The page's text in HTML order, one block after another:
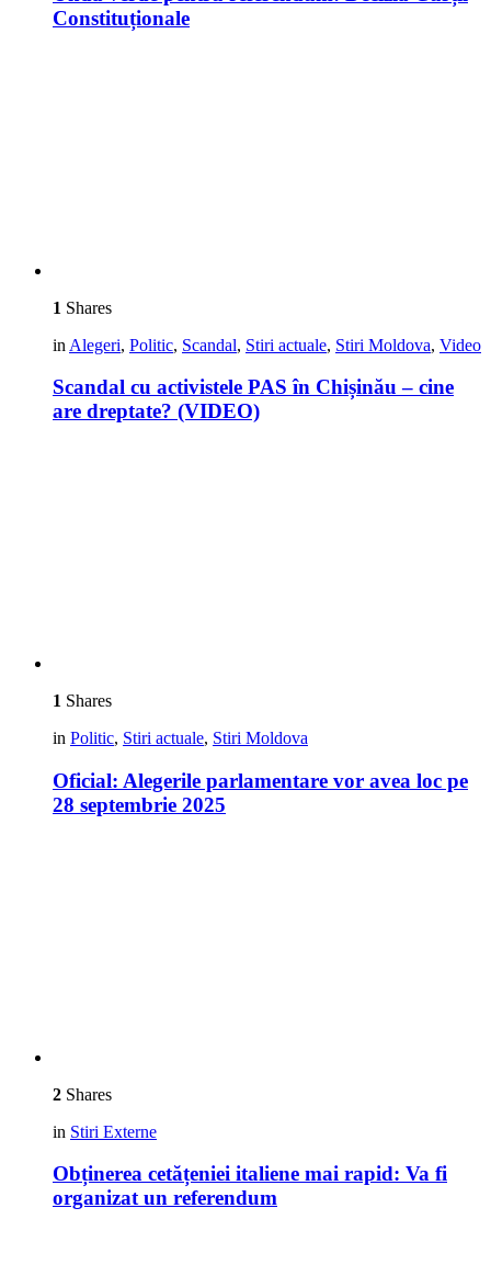
Constituționale
1 Shares
in Alegeri, Politic, Scandal, Stiri actuale, Stiri Moldova, Video
Scandal cu activistele PAS în Chișinău – cine
are dreptate? (VIDEO)
1 Shares
in Politic, Stiri actuale, Stiri Moldova
Oficial: Alegerile parlamentare vor avea loc pe
28 septembrie 2025
2 Shares
in Stiri Externe
Obținerea cetățeniei italiene mai rapid: Va fi
organizat un referendum